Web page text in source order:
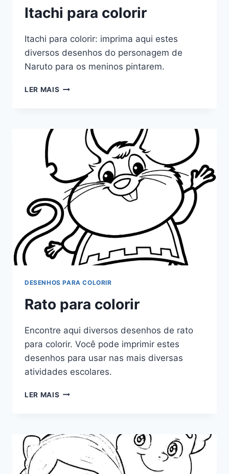
Itachi para colorir
Itachi para colorir: imprima aqui estes
diversos desenhos do personagem de
Naruto para os meninos pintarem.
LER MAIS ITACHI
DESENHOS PARA COLORIR
Rato para colorir
Encontre aqui diversos desenhos de rato
para colorir. Você pode imprimir estes
desenhos para usar nas mais diversas
atividades escolares.
LER MAIS RATO